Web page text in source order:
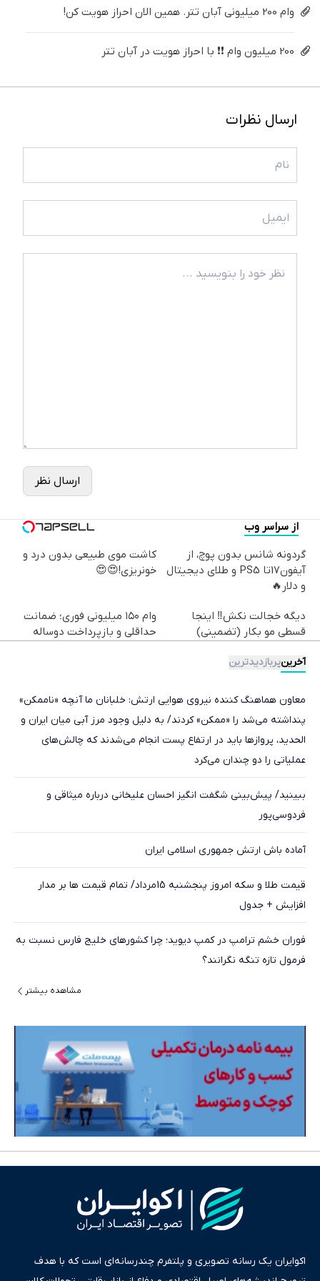
وام 200 میلیونی آبان تتر. همین الان احراز هویت کن!
200 میلیون وام ❗❗ با احراز هویت در آبان تتر
ارسال نظرات
ارسال نظر
از سراسر وب
گردونه شانس بدون پوچ، از
آیفون17تا PS5 و طلای دیجیتال
و دلار🔥
کاشت موی طبیعی بدون درد و
خونریزی!😍😍
دیگه خجالت نکش‼️ اینجا
قسطی مو بکار (تضمینی)
وام ۱۵۰ میلیونی فوری؛ ضمانت
حداقلی و بازپرداخت دوساله
آخرینپربازدیدترین
معاون هماهنگ کننده نیروی هوایی ارتش: خلبانان ما آنچه «ناممکن»
پنداشته می‌شد را «ممکن» کردند/ به دلیل وجود مرز آبی میان ایران و
الحدید، پرواز‌ها باید در ارتفاع پست انجام می‌شدند که چالش‌های
عملیاتی را دو چندان می‌کرد
ببینید/ پیش‌بینی شگفت انگیز احسان علیخانی درباره میثاقی و
فردوسی‌پور
آماده باش ارتش جمهوری اسلامی ایران
قیمت طلا و سکه امروز پنجشنبه 15مرداد/ تمام قیمت ها بر مدار
افزایش + جدول
فوران خشم ترامپ در کمپ دیوید؛ چرا کشورهای خلیج فارس نسبت به
فرمول تازه تنگه نگرانند؟
مشاهده بیشتر
اکوایران یک رسانه تصویری و پلتفرم چندرسانه‌ای است که با هدف